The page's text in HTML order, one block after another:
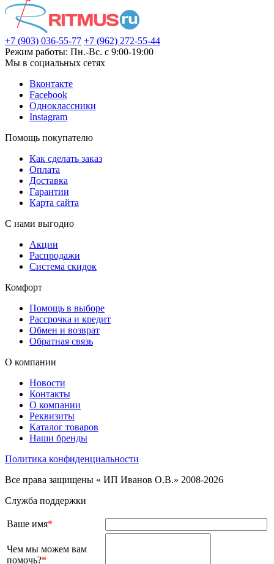
+7 (903) 036-55-77 +7 (962) 272-55-44
Режим работы: Пн.-Вс. с 9:00-19:00
Мы в социальных сетях
Вконтакте
Facebook
Одноклассники
Instagram
Помощь покупателю
Как сделать заказ
Оплата
Доставка
Гарантии
Карта сайта
С нами выгодно
Акции
Распродажи
Система скидок
Комфорт
Помощь в выборе
Рассрочка и кредит
Обмен и возврат
Обратная связь
О компании
Новости
Контакты
О компании
Реквизиты
Каталог товаров
Наши бренды
Политика конфиденциальности
Все права защищены « ИП Иванов О.В.» 2008-2026
Служба поддержки
Ваше имя*
Чем мы можем вам
помочь?*